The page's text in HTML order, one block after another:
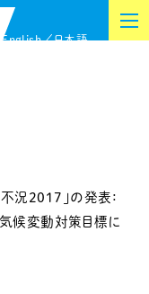
English 日本語
況2017」の発表：
候変動対策目標に